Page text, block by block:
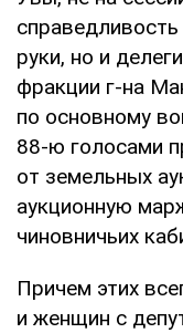
руки, но и
фракции г-на
по основному
88-ю голосами
от земельных
аукционную
чиновничьих
Причем этих
и женщин с